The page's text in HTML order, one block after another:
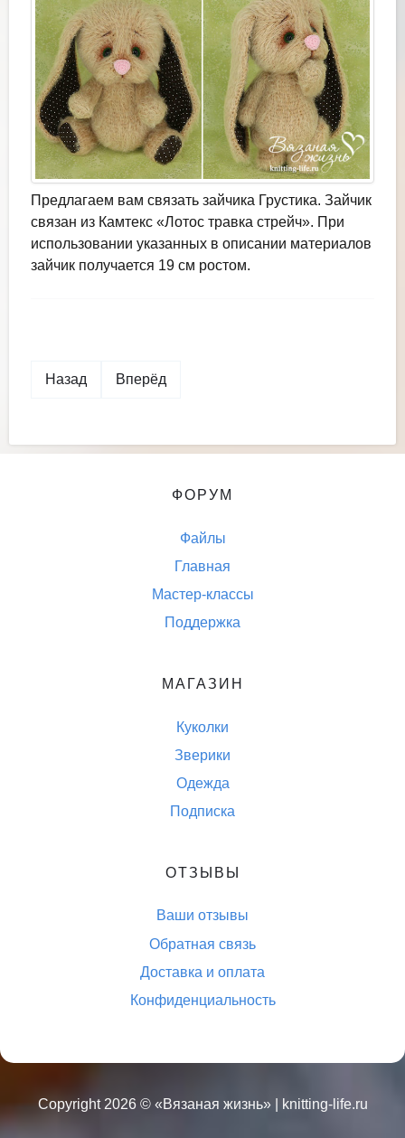
Предлагаем вам связать зайчика Грустика. Зайчик
связан из Камтекс «Лотос травка стрейч». При
использовании указанных в описании материалов
зайчик получается 19 см ростом.
Назад Вперёд
ФОРУМ
Файлы
Главная
Мастер-классы
Поддержка
МАГАЗИН
Куколки
Зверики
Одежда
Подписка
ОТЗЫВЫ
Ваши отзывы
Обратная связь
Доставка и оплата
Конфиденциальность
Copyright 2026 ©«Вязаная жизнь»| knitting-life.ru